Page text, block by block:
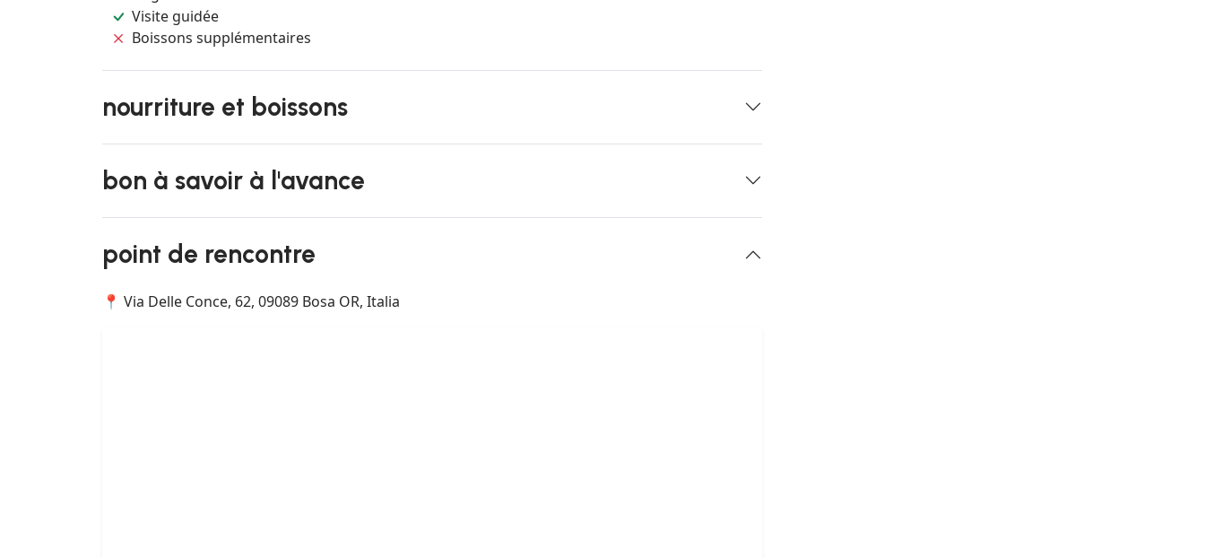
Visite guidée
Boissons supplémentaires
nourriture et boissons
bon à savoir à l'avance
point de rencontre
📍 Via Delle Conce, 62, 09089 Bosa OR, Italia